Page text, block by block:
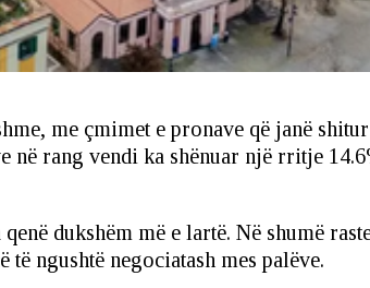
me çmimet e pronave që janë
në rang vendi ka shënuar një rritje
dukshëm më e lartë. Në shumë
ngushtë negociatash mes palëve.